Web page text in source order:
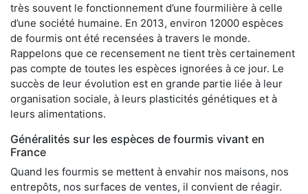
très souvent le fonctionnement d’une fourmilière à celle
d’une société humaine. En 2013, environ 12000 espèces
de fourmis ont été recensées à travers le monde.
Rappelons que ce recensement ne tient très certainement
pas compte de toutes les espèces ignorées à ce jour. Le
succès de leur évolution est en grande partie liée à leur
organisation sociale, à leurs plasticités génétiques et à
leurs alimentations.
Généralités sur les espèces de fourmis vivant en
France
Quand les fourmis se mettent à envahir nos maisons, nos
entrepôts, nos surfaces de ventes, il convient de réagir.